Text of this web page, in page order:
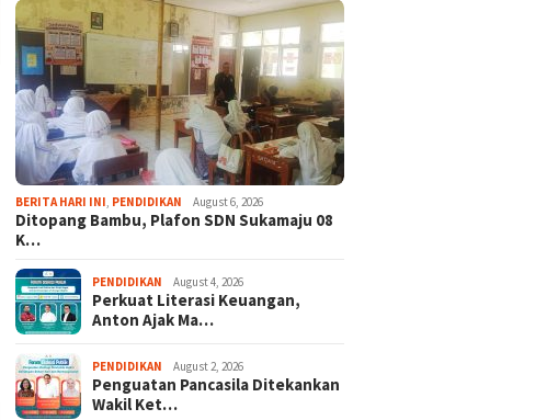
BERITA HARI INI PENDIDIKAN August 6, 2026
Ditopang Bambu, Plafon SDN Sukamaju 08
K…
PENDIDIKAN August 4, 2026
Perkuat Literasi Keuangan,
Anton Ajak Ma…
PENDIDIKAN August 2, 2026
Penguatan Pancasila Ditekankan
Wakil Ket…